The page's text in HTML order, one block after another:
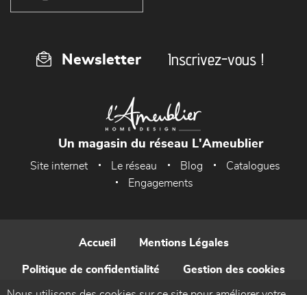
Newsletter Inscrivez-vous !
Un magasin du réseau L'Ameublier
Site internet Le réseau Blog
Catalogues
Engagements
Accueil Mentions Légales
Politique de confidentialité Gestion des cookies